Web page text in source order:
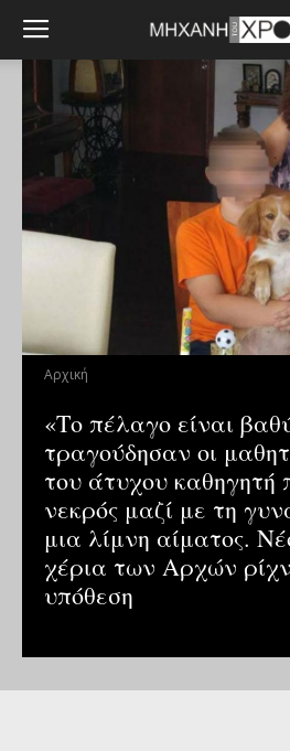
Αρχική
«Το πέλαγο είναι
τραγούδησαν οι
του άτυχου καθηγητή
νεκρός μαζί με τη
μια λίμνη αίματος.
χέρια των Αρχών
υπόθεση